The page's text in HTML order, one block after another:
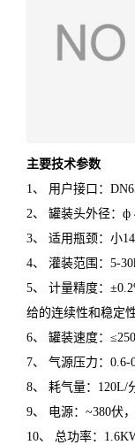
主要技术参数
1、 用户接口：
2、 罐装头外径：ф
3、 适用瓶颈：小
4、 灌装范围：5-
5、 计量精度：
给的连续性和稳定性
6、 罐装速度：
7、 气源压力：0.6-
8、 耗气量：120L/
9、 电源：~380伏
10、 总功率：